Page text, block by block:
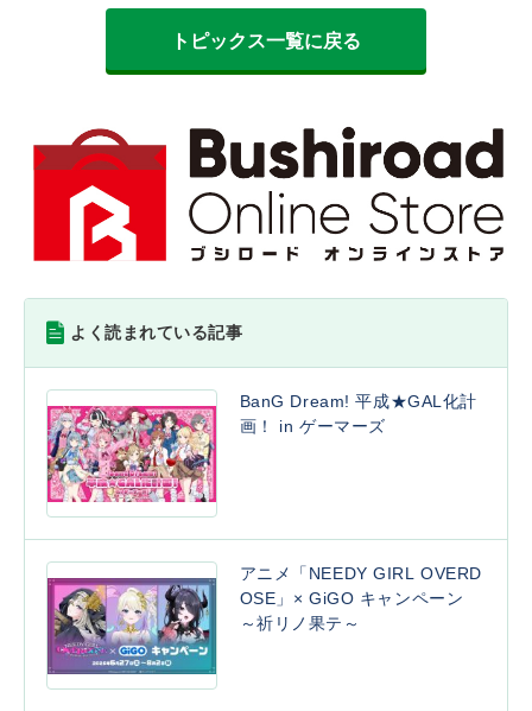
トピックス一覧に戻る
よく読まれている記事
BanG Dream! 平成★GAL化計
画！ in ゲーマーズ
アニメ「NEEDY GIRL OVERD
OSE」× GiGO キャンペーン
～祈リノ果テ～